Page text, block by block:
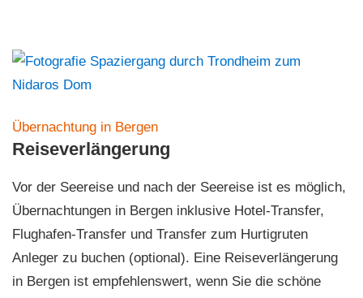
Übernachtung in Bergen
Reiseverlängerung
Vor der Seereise und nach der Seereise ist es möglich,
Übernachtungen in Bergen inklusive Hotel-Transfer,
Flughafen-Transfer und Transfer zum Hurtigruten
Anleger zu buchen (optional). Eine Reiseverlängerung
in Bergen ist empfehlenswert, wenn Sie die schöne